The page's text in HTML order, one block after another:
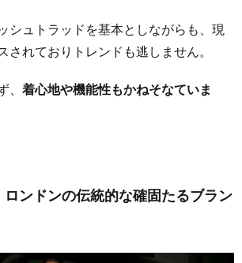
シュトラッドを基本としながらも、現
されておりトレンドも逃しません。
、 着心地や機能性もかねそなていま
ロンドンの伝統的な確固たるブラン